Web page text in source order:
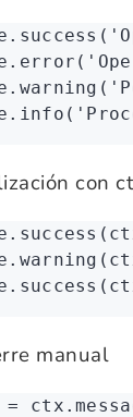
.success (
.error (
.warning (
.info (
con
.success (
.warning (
.success (
manual
= ctx .